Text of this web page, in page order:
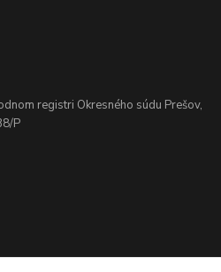
registri Okresného súdu Prešov,
P